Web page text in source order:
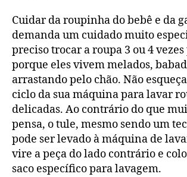
Cuidar da roupinha do bebê e da
demanda um cuidado muito
preciso trocar a roupa 3 ou 4
porque eles vivem melados,
arrastando pelo chão. Não
ciclo da sua máquina para lavar
delicadas. Ao contrário do que
pensa, o tule, mesmo sendo um
pode ser levado à máquina de
vire a peça do lado contrário e
saco específico para lavagem.